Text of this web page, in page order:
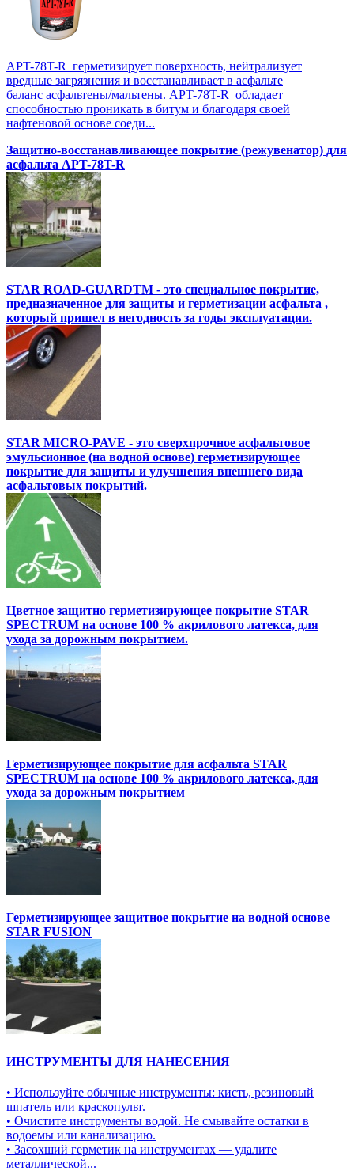
APT-78T-R герметизирует поверхность, нейтрализует
вредные загрязнения и восстанавливает в асфальте
баланс асфальтены/мальтены. APT-78T-R обладает
способностью проникать в битум и благодаря своей
нафтеновой основе соеди...
Защитно-восстанавливающее покрытие (режувенатор) для
асфальта APT-78T-R
STAR ROAD-GUARDTM - это специальное покрытие,
предназначенное для защиты и герметизации асфальта ,
который пришел в негодность за годы эксплуатации.
STAR MICRO-PAVE - это сверхпрочное асфальтовое
эмульсионное (на водной основе) герметизирующее
покрытие для защиты и улучшения внешнего вида
асфальтовых покрытий.
Цветное защитно герметизирующее покрытие STAR
SPECTRUM на основе 100 % акрилового латекса, для
ухода за дорожным покрытием.
Герметизирующее покрытие для асфальта STAR
SPECTRUM на основе 100 % акрилового латекса, для
ухода за дорожным покрытием
Герметизирующее защитное покрытие на водной основе
STAR FUSION
ИНСТРУМЕНТЫ ДЛЯ НАНЕСЕНИЯ
• Используйте обычные инструменты: кисть, резиновый
шпатель или краскопульт.
• Очистите инструменты водой. Не смывайте остатки в
водоемы или канализацию.
• Засохший герметик на инструментах — удалите
металлической...